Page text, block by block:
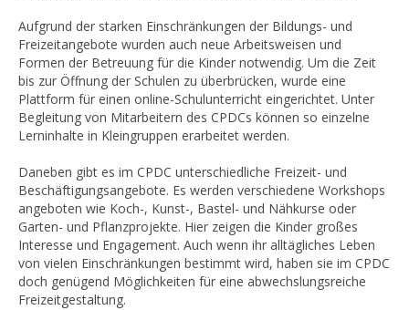
Aufgrund der starken Einschränkungen der Bildungs- und
Freizeitangebote wurden auch neue Arbeitsweisen und
Formen der Betreuung für die Kinder notwendig. Um die Zeit
bis zur Öffnung der Schulen zu überbrücken, wurde eine
Plattform für einen online-Schulunterricht eingerichtet. Unter
Begleitung von Mitarbeitern des CPDCs können so einzelne
Lerninhalte in Kleingruppen erarbeitet werden.
Daneben gibt es im CPDC unterschiedliche Freizeit- und
Beschäftigungsangebote. Es werden verschiedene Workshops
angeboten wie Koch-, Kunst-, Bastel- und Nähkurse oder
Garten- und Pflanzprojekte. Hier zeigen die Kinder großes
Interesse und Engagement. Auch wenn ihr alltägliches Leben
von vielen Einschränkungen bestimmt wird, haben sie im CPDC
doch genügend Möglichkeiten für eine abwechslungsreiche
Freizeitgestaltung.